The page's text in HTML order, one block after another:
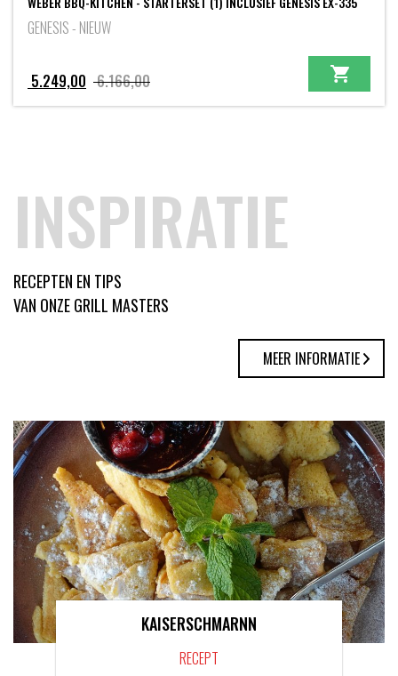
GENESIS - NIEUW
6.166,00Oorspronkelijke
prijs
5.249,00
Huidige
prijs
INSPIRATIE
RECEPTEN EN TIPS
VAN ONZE GRILL MASTERS
MEER INFORMATIE
KAISERSCHMARNN
RECEPT